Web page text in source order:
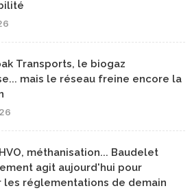
Transports, le biogaz
mais le réseau freine encore la
méthanisation... Baudelet
agit aujourd'hui pour
les réglementations de demain